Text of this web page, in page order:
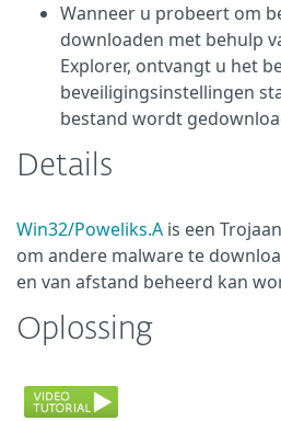
Wanneer u probeert om
downloaden met behulp
Explorer, ontvangt u het
beveiligingsinstellingen
bestand wordt
Details
Win32/Poweliks.A is een
om andere malware te
en van afstand beheerd kan
Oplossing